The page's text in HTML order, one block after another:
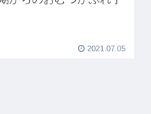
2021.07.05